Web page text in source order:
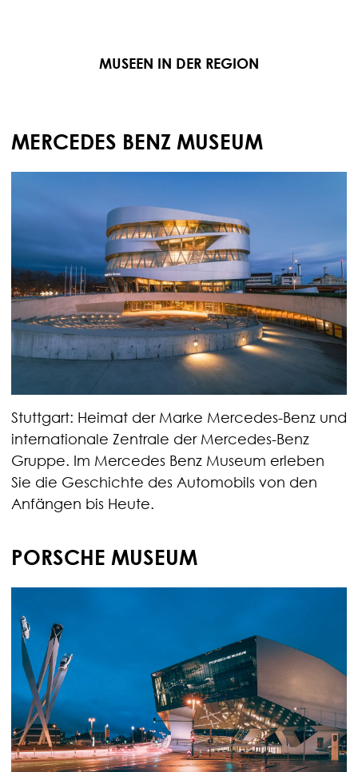
MUSEEN IN DER REGION
MERCEDES BENZ MUSEUM
Stuttgart: Heimat der Marke Mercedes-Benz und
internationale Zentrale der Mercedes-Benz
Gruppe. Im Mercedes Benz Museum erleben
Sie die Geschichte des Automobils von den
Anfängen bis Heute.
PORSCHE MUSEUM